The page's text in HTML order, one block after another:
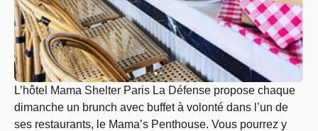
L’hôtel Mama Shelter Paris La Défense propose chaque
dimanche un brunch avec buffet à volonté dans l’un de
ses restaurants, le Mama’s Penthouse. Vous pourrez y